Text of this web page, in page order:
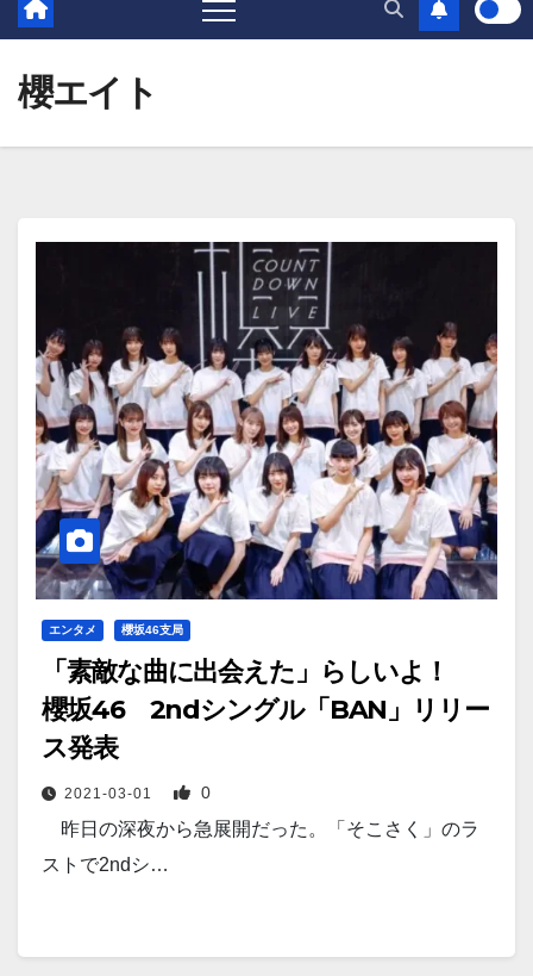
櫻エイト
エンタメ 櫻坂46支局
「素敵な曲に出会えた」らしいよ！
櫻坂46 2ndシングル「BAN」リリー
ス発表
2021-03-01 0
昨日の深夜から急展開だった。「そこさく」のラ
ストで2ndシ…